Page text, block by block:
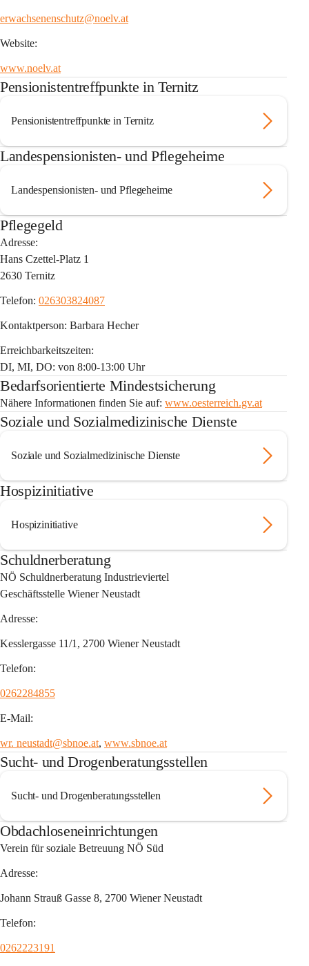
erwachsenenschutz@noelv.at
Website:
www.noelv.at
Pensionistentreffpunkte in Ternitz
Pensionistentreffpunkte in Ternitz
Landespensionisten- und Pflegeheime
Landespensionisten- und Pflegeheime
Pflegegeld
Adresse:
Hans Czettel-Platz 1
2630 Ternitz
Telefon: 026303824087
Kontaktperson: Barbara Hecher
Erreichbarkeitszeiten:
DI, MI, DO: von 8:00-13:00 Uhr
Bedarfsorientierte Mindestsicherung
Nähere Informationen finden Sie auf: www.oesterreich.gv.at
Soziale und Sozialmedizinische Dienste
Soziale und Sozialmedizinische Dienste
Hospizinitiative
Hospizinitiative
Schuldnerberatung
NÖ Schuldnerberatung Industrieviertel
Geschäftsstelle Wiener Neustadt
Adresse:
Kesslergasse 11/1, 2700 Wiener Neustadt
Telefon:
0262284855
E-Mail:
wr. neustadt@sbnoe.at, www.sbnoe.at
Sucht- und Drogenberatungsstellen
Sucht- und Drogenberatungsstellen
Obdachloseneinrichtungen
Verein für soziale Betreuung NÖ Süd
Adresse:
Johann Strauß Gasse 8, 2700 Wiener Neustadt
Telefon:
0262223191